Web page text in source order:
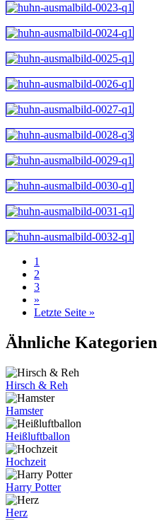
1
2
3
»
Letzte Seite »
Ähnliche Kategorien
Hirsch & Reh
Hamster
Heißluftballon
Hochzeit
Harry Potter
Herz